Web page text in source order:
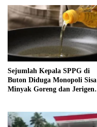
Sejumlah Kepala SPPG di
Buton Diduga Monopoli Sisa
Minyak Goreng dan Jerigen